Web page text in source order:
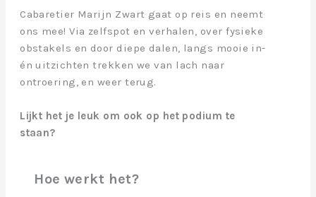
Cabaretier Marijn Zwart gaat op reis en neemt
ons mee! Via zelfspot en verhalen, over fysieke
obstakels en door diepe dalen, langs mooie in-
én uitzichten trekken we van lach naar
ontroering, en weer terug.
Lijkt het je leuk om ook op het podium te
staan?
Hoe werkt het?